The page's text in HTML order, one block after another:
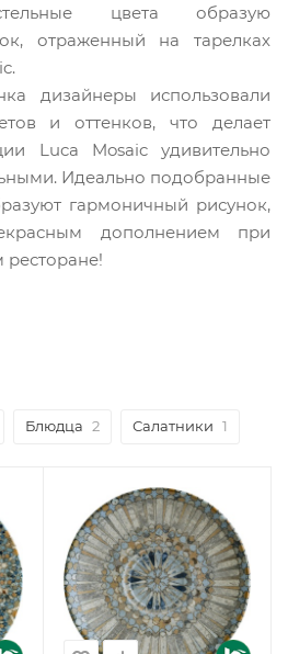
цвета образую
отраженный на тарелках
дизайнеры использовали
и оттенков, что делает
Luca Mosaic удивительно
Идеально подобранные
гармоничный рисунок,
дополнением при
Блюдца 2 Салатники 1